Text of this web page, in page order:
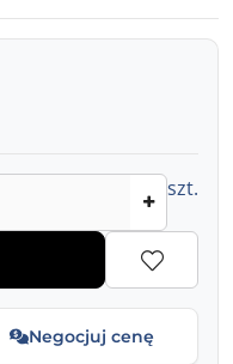
szt.
Negocjuj cenę